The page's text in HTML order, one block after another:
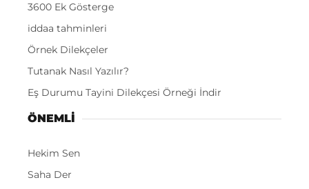
3600 Ek Gösterge
iddaa tahminleri
Örnek Dilekçeler
Tutanak Nasıl Yazılır?
Eş Durumu Tayini Dilekçesi Örneği İndir
ÖNEMLI
Hekim Sen
Saha Der